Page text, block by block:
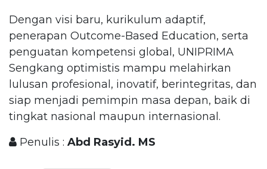
Dengan visi baru, kurikulum adaptif,
penerapan Outcome-Based Education, serta
penguatan kompetensi global, UNIPRIMA
Sengkang optimistis mampu melahirkan
lulusan profesional, inovatif, berintegritas, dan
siap menjadi pemimpin masa depan, baik di
tingkat nasional maupun internasional.
Penulis : Abd Rasyid. MS